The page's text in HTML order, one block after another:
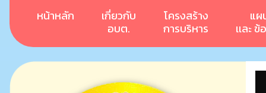
หน้าหลัก
เกี่ยวกับ
อบต.
โครงสร้าง
การบริหาร
แผ
เเละ